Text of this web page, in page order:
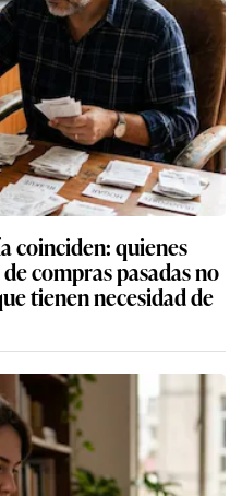
coinciden: quienes
compras pasadas no
tienen necesidad de